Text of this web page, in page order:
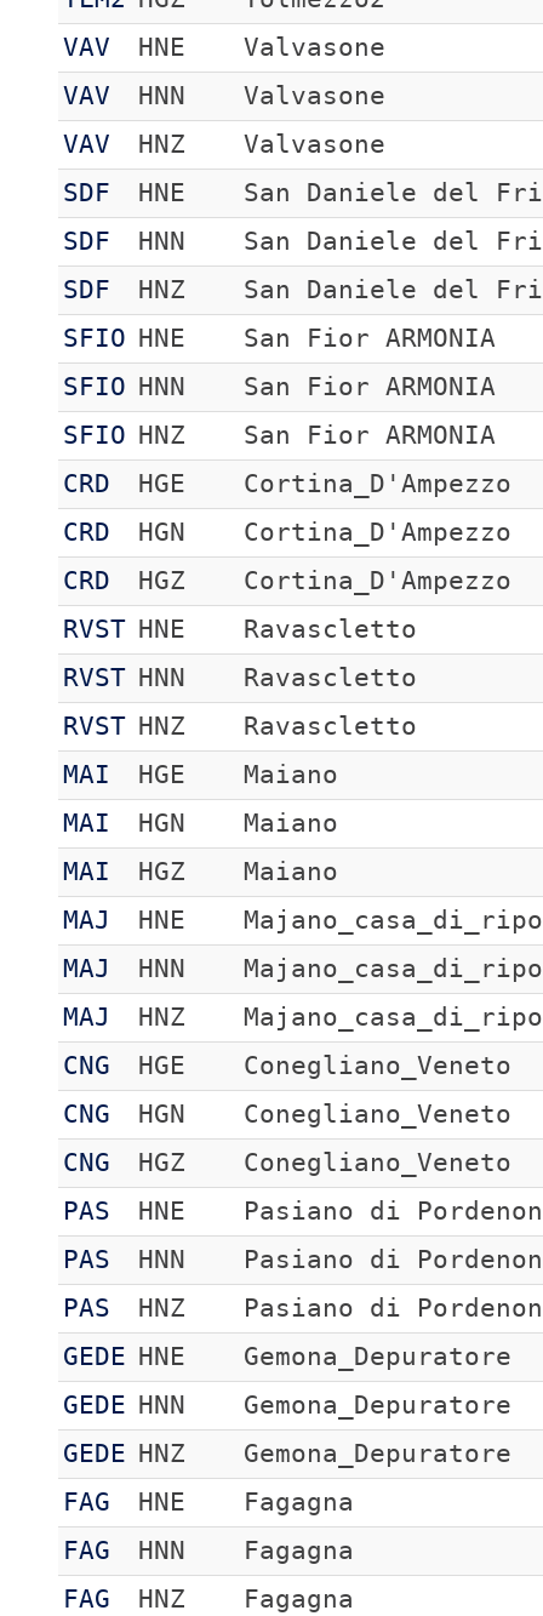
VAV
HNE
Valvasone
VAV
HNN
Valvasone
VAV
HNZ
Valvasone
SDF
HNE
San Daniele del
SDF
HNN
San Daniele del
SDF
HNZ
San Daniele del
SFIO HNE
San Fior ARMONIA
SFIO HNN
San Fior ARMONIA
SFIO HNZ
San Fior ARMONIA
CRD
HGE
Cortina_D'Ampezzo
CRD
HGN
Cortina_D'Ampezzo
CRD
HGZ
Cortina_D'Ampezzo
RVST HNE
Ravascletto
RVST HNN
Ravascletto
RVST HNZ
Ravascletto
MAI
HGE
Maiano
MAI
HGN
Maiano
MAI
HGZ
Maiano
MAJ
HNE
MAJ
HNN
MAJ
HNZ
CNG
HGE
Conegliano_Veneto
CNG
HGN
Conegliano_Veneto
CNG
HGZ
Conegliano_Veneto
PAS
HNE
Pasiano di
PAS
HNN
Pasiano di
PAS
HNZ
Pasiano di
GEDE HNE
Gemona_Depuratore
GEDE HNN
Gemona_Depuratore
GEDE HNZ
Gemona_Depuratore
FAG
HNE
Fagagna
FAG
HNN
Fagagna
FAG
HNZ
Fagagna